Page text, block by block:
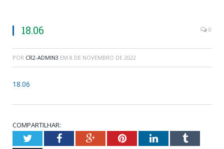
18.06 0
POR CR2-ADMIN3 EM 8 DE NOVEMBRO DE 2022
18.06
COMPARTILHAR:
TwitterFacebookGoogle+PinterestLinkedInTumblr